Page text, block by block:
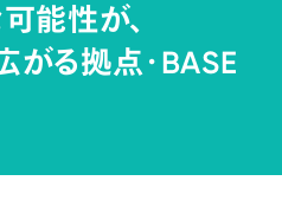
能性が、
がる拠点・BASE